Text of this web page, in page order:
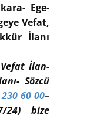
Ege-
Vefat,
İlanı
İlan-
Sözcü
60 00–
24) bize